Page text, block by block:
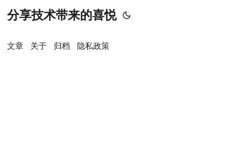
分享技术带来的喜悦
文章 关于 归档 隐私政策